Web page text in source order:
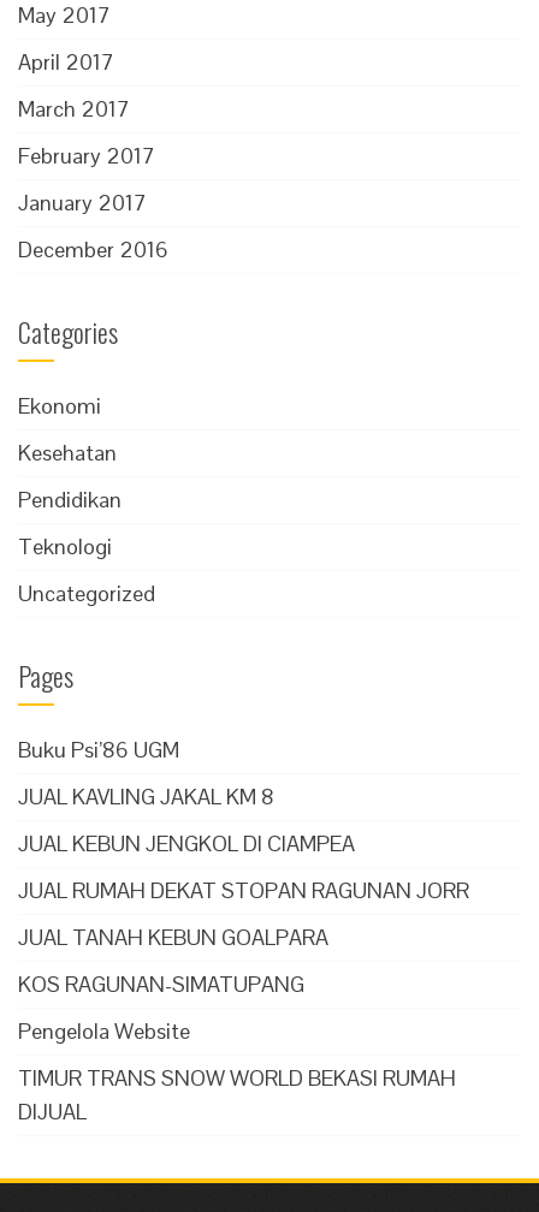
May 2017
April 2017
March 2017
February 2017
January 2017
December 2016
Categories
Ekonomi
Kesehatan
Pendidikan
Teknologi
Uncategorized
Pages
Buku Psi’86 UGM
JUAL KAVLING JAKAL KM 8
JUAL KEBUN JENGKOL DI CIAMPEA
JUAL RUMAH DEKAT STOPAN RAGUNAN JORR
JUAL TANAH KEBUN GOALPARA
KOS RAGUNAN-SIMATUPANG
Pengelola Website
TIMUR TRANS SNOW WORLD BEKASI RUMAH
DIJUAL